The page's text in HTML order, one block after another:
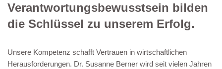
Verantwortungsbewusstsein bilden
die Schlüssel zu unserem Erfolg.
Unsere Kompetenz schafft Vertrauen in wirtschaftlichen
Herausforderungen. Dr. Susanne Berner wird seit vielen Jahren